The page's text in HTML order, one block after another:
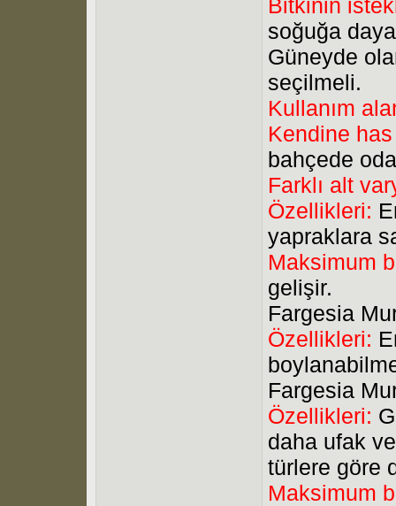
Bitkinin
soğuğa
Güneyde
seçilmeli.
Kullanım
Kendine
bahçede
Farklı alt
Özellikleri:
yapraklara
Maksimum
gelişir.
Fargesia
Özellikleri:
Fargesia
Özellikleri:
daha ufak
türlere göre
Maksimum